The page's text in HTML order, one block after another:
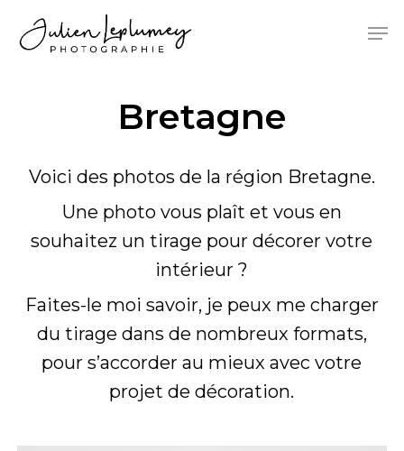
main
Bretagne
Voici des photos de la région Bretagne.
Une photo vous plaît et vous en
souhaitez un tirage pour décorer votre
intérieur ?
Faites-le moi savoir, je peux me charger
du tirage dans de nombreux formats,
pour s’accorder au mieux avec votre
projet de décoration.